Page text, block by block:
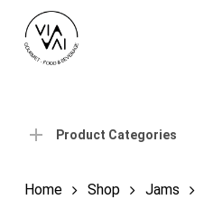
Cart
Product Categories
Home Shop Jams